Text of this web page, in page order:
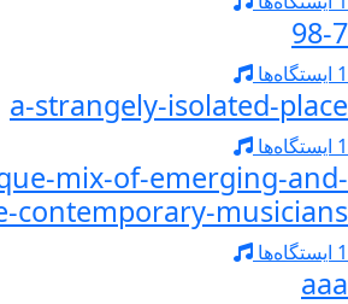
98-7
1 ایستگاه‌ها
a-strangely-isolated-place
1 ایستگاه‌ها
mix-of-emerging-and-
contemporary-musicians
1 ایستگاه‌ها
aaa